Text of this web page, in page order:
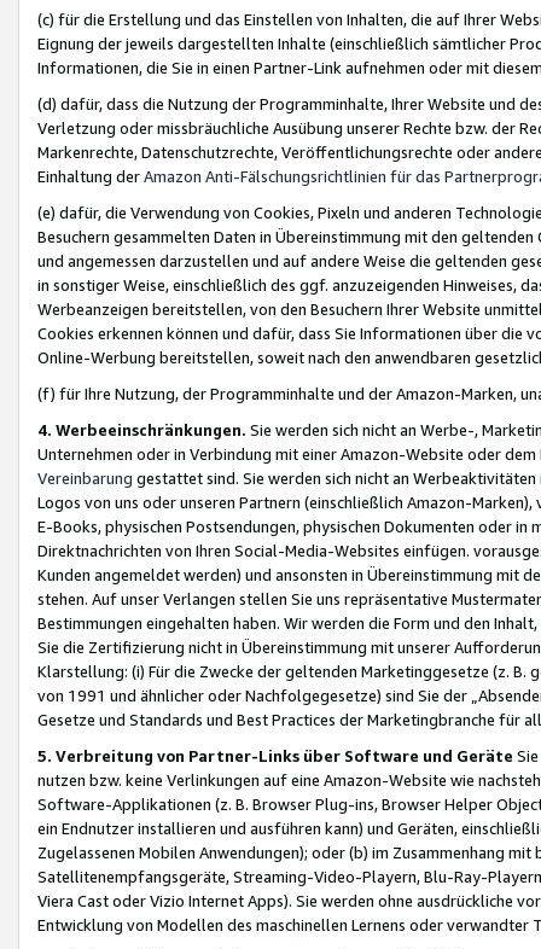
(c) für die Erstellung und das Einstellen von Inhalten, die auf Ihrer
Eignung der jeweils dargestellten Inhalte (einschließlich sämtlicher
Informationen, die Sie in einen Partner-Link aufnehmen oder mit
(d) dafür, dass die Nutzung der Programminhalte, Ihrer Website und
Verletzung oder missbräuchliche Ausübung unserer Rechte bzw. der
Markenrechte, Datenschutzrechte, Veröffentlichungsrechte oder
Einhaltung derAmazon Anti-Fälschungsrichtlinien für das
(e) dafür, die Verwendung von Cookies, Pixeln und anderen
Besuchern gesammelten Daten in Übereinstimmung mit den
und angemessen darzustellen und auf andere Weise die geltenden
in sonstiger Weise, einschließlich des ggf. anzuzeigenden Hinweises,
Werbeanzeigen bereitstellen, von den Besuchern Ihrer Website
Cookies erkennen können und dafür, dass Sie Informationen über die
Online-Werbung bereitstellen, soweit nach den anwendbaren
(f) für Ihre Nutzung, der Programminhalte und der Amazon-Marken,
4. Werbeeinschränkungen. Sie werden sich nicht an Werbe-,
Unternehmen oder in Verbindung mit einer Amazon-Website oder
Vereinbarung gestattet sind. Sie werden sich nicht an
Logos von uns oder unseren Partnern (einschließlich Amazon-
E-Books, physischen Postsendungen, physischen Dokumenten oder in
Direktnachrichten von Ihren Social-Media-Websites einfügen.
Kunden angemeldet werden) und ansonsten in Übereinstimmung mit
stehen. Auf unser Verlangen stellen Sie uns repräsentative
Bestimmungen eingehalten haben. Wir werden die Form und den
Sie die Zertifizierung nicht in Übereinstimmung mit unserer
Klarstellung: (i) Für die Zwecke der geltenden Marketinggesetze (z. B.
von 1991 und ähnlicher oder Nachfolgegesetze) sind Sie der
Gesetze und Standards und Best Practices der Marketingbranche für
5. Verbreitung von Partner-Links über Software und Geräte
nutzen bzw. keine Verlinkungen auf eine Amazon-Website wie
Software-Applikationen (z. B. Browser Plug-ins, Browser Helper
ein Endnutzer installieren und ausführen kann) und Geräten,
Zugelassenen Mobilen Anwendungen); oder (b) im Zusammenhang
Satellitenempfangsgeräte, Streaming-Video-Playern, Blu-Ray-
Viera Cast oder Vizio Internet Apps). Sie werden ohne ausdrückliche
Entwicklung von Modellen des maschinellen Lernens oder